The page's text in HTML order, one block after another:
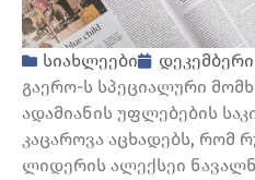
სიახლეები
დეკემბერი
გაერო-ს სპეციალური
ადამიანის უფლებების
კაცაროვა აცხადებს, რომ
ლიდერის ალექსეი